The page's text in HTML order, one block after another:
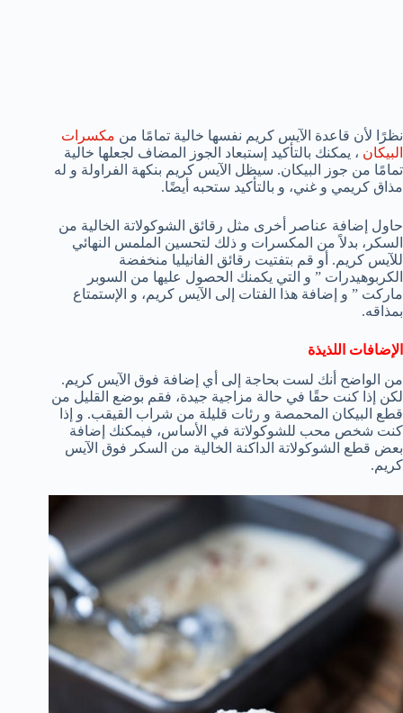
نظرًا لأن قاعدة الآيس كريم نفسها خالية تمامًا من مكسرات
البيكان ، يمكنك بالتأكيد إستبعاد الجوز المضاف لجعلها خالية
تمامًا من جوز البيكان. سيظل الآيس كريم بنكهة الفراولة و له
مذاق كريمي و غني، و بالتأكيد ستحبه أيضًا.
حاول إضافة عناصر أخرى مثل رقائق الشوكولاتة الخالية من
السكر، بدلاً من المكسرات و ذلك لتحسين الملمس النهائي
للآيس كريم. أو قم بتفتيت رقائق الفانيليا منخفضة
الكربوهيدرات ” و التي يكمنك الحصول عليها من السوبر
ماركت ” و إضافة هذا الفتات إلى الآيس كريم، و الإستمتاع
بمذاقه.
الإضافات اللذيذة
من الواضح أنك لست بحاجة إلى أي إضافة فوق الآيس كريم.
لكن إذا كنت حقًا في حالة مزاجية جيدة، فقم بوضع القليل من
قطع البيكان المحمصة و رئات قليلة من شراب القيقب. و إذا
كنت شخص محب للشوكولاتة في الأساس، فيمكنك إضافة
بعض قطع الشوكولاتة الداكنة الخالية من السكر فوق الآيس
كريم.